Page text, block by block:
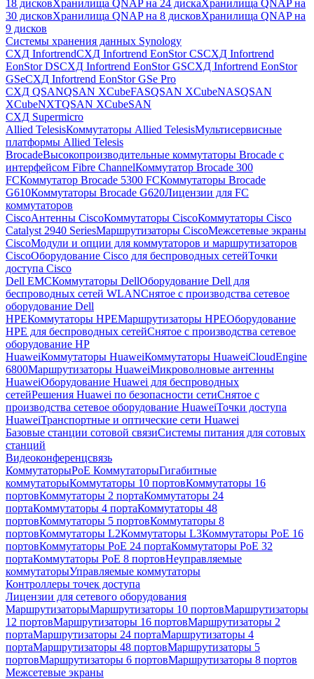
18 дисковХранилища QNAP на 24 дискаХранилища QNAP на
30 дисковХранилища QNAP на 8 дисковХранилища QNAP на
9 дисков
Системы хранения данных Synology
СХД InfortrendСХД Infortrend EonStor CSСХД Infortrend
EonStor DSСХД Infortrend EonStor GSСХД Infortrend EonStor
GSeСХД Infortrend EonStor GSe Pro
СХД QSANQSAN XCubeFASQSAN XCubeNASQSAN
XCubeNXTQSAN XCubeSAN
СХД Supermicro
Allied TelesisКоммутаторы Allied TelesisМультисервисные
платформы Allied Telesis
BrocadeВысокопроизводительные коммутаторы Brocade с
интерфейсом Fibre ChannelКоммутатор Brocade 300
FCКоммутатор Brocade 5300 FCКоммутаторы Brocade
G610Коммутаторы Brocade G620Лицензии для FC
коммутаторов
CiscoАнтенны CiscoКоммутаторы CiscoКоммутаторы Cisco
Catalyst 2940 SeriesМаршрутизаторы CiscoМежсетевые экраны
CiscoМодули и опции для коммутаторов и маршрутизаторов
CiscoОборудование Cisco для беспроводных сетейТочки
доступа Cisco
Dell EMCКоммутаторы DellОборудование Dell для
беспроводных сетей WLANСнятое с производства сетевое
оборудование Dell
HPEКоммутаторы HPEМаршрутизаторы HPEОборудование
HPE для беспроводных сетейСнятое с производства сетевое
оборудование HP
HuaweiКоммутаторы HuaweiКоммутаторы HuaweiCloudEngine
6800Маршрутизаторы HuaweiМикроволновые антенны
HuaweiОборудование Huawei для беспроводных
сетейРешения Huawei по безопасности сетиСнятое с
производства сетевое оборудование HuaweiТочки доступа
HuaweiТранспортные и оптические сети Huawei
Базовые станции сотовой связиСистемы питания для сотовых
станций
Видеоконференцсвязь
КоммутаторыPoE КоммутаторыГигабитные
коммутаторыКоммутаторы 10 портовКоммутаторы 16
портовКоммутаторы 2 портаКоммутаторы 24
портаКоммутаторы 4 портаКоммутаторы 48
портовКоммутаторы 5 портовКоммутаторы 8
портовКоммутаторы L2Коммутаторы L3Коммутаторы PoE 16
портовКоммутаторы PoE 24 портаКоммутаторы PoE 32
портаКоммутаторы PoE 8 портовНеуправляемые
коммутаторыУправляемые коммутаторы
Контроллеры точек доступа
Лицензии для сетевого оборудования
МаршрутизаторыМаршрутизаторы 10 портовМаршрутизаторы
12 портовМаршрутизаторы 16 портовМаршрутизаторы 2
портаМаршрутизаторы 24 портаМаршрутизаторы 4
портаМаршрутизаторы 48 портовМаршрутизаторы 5
портовМаршрутизаторы 6 портовМаршрутизаторы 8 портов
Межсетевые экраны